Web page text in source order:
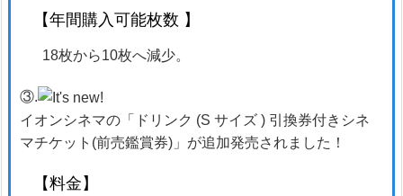
【年間購入可能枚数 】
18枚から10枚へ減少。
③.
イオンシネマの「ドリンク (S サイズ ) 引換券付きシネ
マチケット(前売鑑賞券)」が追加発売されました！
【料金】